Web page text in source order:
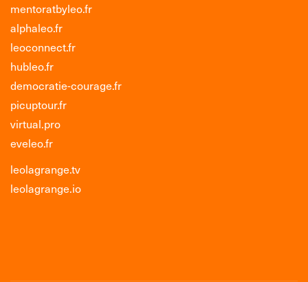
mentoratbyleo.fr
alphaleo.fr
leoconnect.fr
hubleo.fr
democratie-courage.fr
picuptour.fr
virtual.pro
eveleo.fr
leolagrange.tv
leolagrange.io